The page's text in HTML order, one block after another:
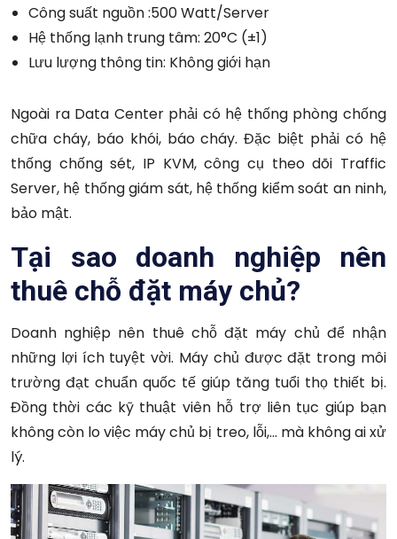
Công suất nguồn:500 Watt/Server
Hệ thống lạnh trung tâm: 20°C (±1)
Lưu lượng thông tin: Không giới hạn
Ngoài ra Data Center phải có hệ thống phòng chống
chữa cháy, báo khói, báo cháy. Đặc biệt phải có hệ
thống chống sét, IP KVM, công cụ theo dõi Traffic
Server, hệ thống giám sát, hệ thống kiểm soát an ninh,
bảo mật.
Tại sao doanh nghiệp nên
thuê chỗ đặt máy chủ?
Doanh nghiệp nên thuê chỗ đặt máy chủ để nhận
những lợi ích tuyệt vời. Máy chủ được đặt trong môi
trường đạt chuẩn quốc tế giúp tăng tuổi thọ thiết bị.
Đồng thời các kỹ thuật viên hỗ trợ liên tục giúp bạn
không còn lo việc máy chủ bị treo, lỗi,… mà không ai xử
lý.